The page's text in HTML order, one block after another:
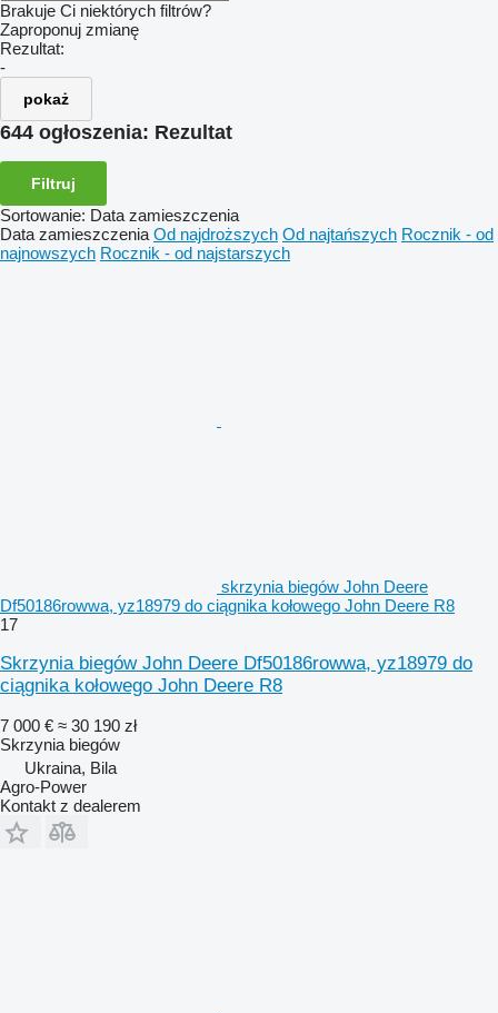
Brakuje Ci niektórych filtrów?
Zaproponuj zmianę
Rezultat:
-
pokaż
644 ogłoszenia: Rezultat
Filtruj
Sortowanie: Data zamieszczenia
Data zamieszczenia Od najdroższych Od najtańszych Rocznik - od
najnowszych Rocznik - od najstarszych
skrzynia biegów John Deere
Df50186rowwa, yz18979 do ciągnika kołowego John Deere R8
17
Skrzynia biegów John Deere Df50186rowwa, yz18979 do
ciągnika kołowego John Deere R8
7 000 € ≈ 30 190 zł
Skrzynia biegów
Ukraina, Bila
Agro-Power
Kontakt z dealerem